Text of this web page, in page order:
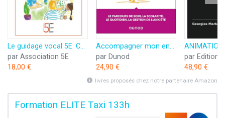
Le guidage vocal 5E: Comment accompagner l'apprentissage de l'écriture cursive par la voix
par Association 5E
18,00 €
Accompagner mon enfant face à sa phobie scolaire
par Dunod
24,90 €
48,90 €
livres proposés chez notre partenaire Amazon
Formation ELITE Taxi 133h